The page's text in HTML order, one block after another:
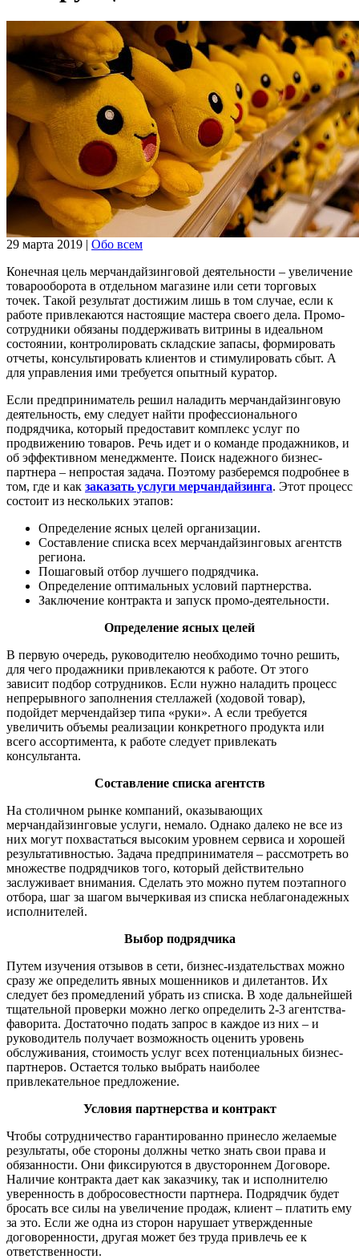
29 марта 2019 | Обо всем
Конечная цель мерчандайзинговой деятельности – увеличение
товарооборота в отдельном магазине или сети торговых
точек. Такой результат достижим лишь в том случае, если к
работе привлекаются настоящие мастера своего дела. Промо-
сотрудники обязаны поддерживать витрины в идеальном
состоянии, контролировать складские запасы, формировать
отчеты, консультировать клиентов и стимулировать сбыт. А
для управления ими требуется опытный куратор.
Если предприниматель решил наладить мерчандайзинговую
деятельность, ему следует найти профессионального
подрядчика, который предоставит комплекс услуг по
продвижению товаров. Речь идет и о команде продажников, и
об эффективном менеджменте. Поиск надежного бизнес-
партнера – непростая задача. Поэтому разберемся подробнее в
том, где и как заказать услуги мерчандайзинга. Этот процесс
состоит из нескольких этапов:
Определение ясных целей организации.
Составление списка всех мерчандайзинговых агентств
региона.
Пошаговый отбор лучшего подрядчика.
Определение оптимальных условий партнерства.
Заключение контракта и запуск промо-деятельности.
Определение ясных целей
В первую очередь, руководителю необходимо точно решить,
для чего продажники привлекаются к работе. От этого
зависит подбор сотрудников. Если нужно наладить процесс
непрерывного заполнения стеллажей (ходовой товар),
подойдет мерчендайзер типа «руки». А если требуется
увеличить объемы реализации конкретного продукта или
всего ассортимента, к работе следует привлекать
консультанта.
Составление списка агентств
На столичном рынке компаний, оказывающих
мерчандайзинговые услуги, немало. Однако далеко не все из
них могут похвастаться высоким уровнем сервиса и хорошей
результативностью. Задача предпринимателя – рассмотреть во
множестве подрядчиков того, который действительно
заслуживает внимания. Сделать это можно путем поэтапного
отбора, шаг за шагом вычеркивая из списка неблагонадежных
исполнителей.
Выбор подрядчика
Путем изучения отзывов в сети, бизнес-издательствах можно
сразу же определить явных мошенников и дилетантов. Их
следует без промедлений убрать из списка. В ходе дальнейшей
тщательной проверки можно легко определить 2-3 агентства-
фаворита. Достаточно подать запрос в каждое из них – и
руководитель получает возможность оценить уровень
обслуживания, стоимость услуг всех потенциальных бизнес-
партнеров. Остается только выбрать наиболее
привлекательное предложение.
Условия партнерства и контракт
Чтобы сотрудничество гарантированно принесло желаемые
результаты, обе стороны должны четко знать свои права и
обязанности. Они фиксируются в двустороннем Договоре.
Наличие контракта дает как заказчику, так и исполнителю
уверенность в добросовестности партнера. Подрядчик будет
бросать все силы на увеличение продаж, клиент – платить ему
за это. Если же одна из сторон нарушает утвержденные
договоренности, другая может без труда привлечь ее к
ответственности.